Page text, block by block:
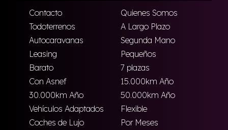
Contacto
Quienes Somos
Todoterrenos
A Largo Plazo
Autocaravanas
Segunda Mano
Leasing
Pequeños
Barato
7 plazas
Con Asnef
15.000km Año
30.000km Año
50.000km Año
Vehículos Adaptados
Flexible
Coches de Lujo
Por Meses